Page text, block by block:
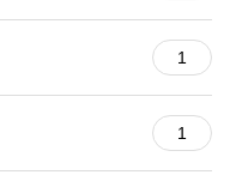
1
1